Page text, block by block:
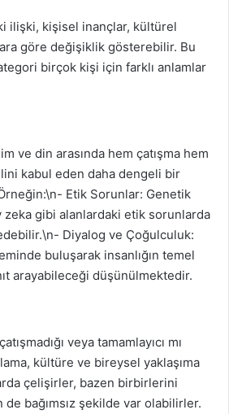
ilişki, kişisel inançlar, kültürel
göre değişiklik gösterebilir. Bu
birçok kişi için farklı anlamlar
ve din arasında hem çatışma hem
kabul eden daha dengeli bir
Etik Sorunlar: Genetik
zeka gibi alanlardaki etik sorunlarda
Diyalog ve Çoğulculuk:
buluşarak insanlığın temel
arayabileceği düşünülmektedir.
veya tamamlayıcı mı
kültüre ve bireysel yaklaşıma
çelişirler, bazen birbirlerini
bağımsız şekilde var olabilirler.